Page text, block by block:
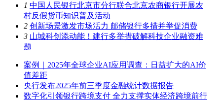
1 中国人民银行北京市分行联合北京农商银行开展农
村反假货币知识普及活动
2 创新场景激发市场活力 邮储银行多措并举促消费
3 山城科创添动能！建行多举措破解科技企业融资难
题
案例｜2025年全球企业AI应用调查：日益扩大的AI价
值差距
央行发布2025年前三季度金融统计数据报告
数字化引领银行跨境支付 全力支撑实体经济跨境前行